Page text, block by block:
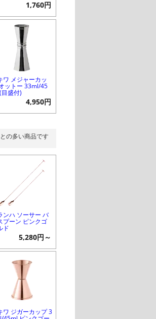
1,760円
ワ メジャーカッ
ットー 33ml/45
盛付)
4,950円
の多い商品です
ンハ ソーサー バ
プーン ピンクゴ
ド
5,280円～
ワ ジガーカップ 3